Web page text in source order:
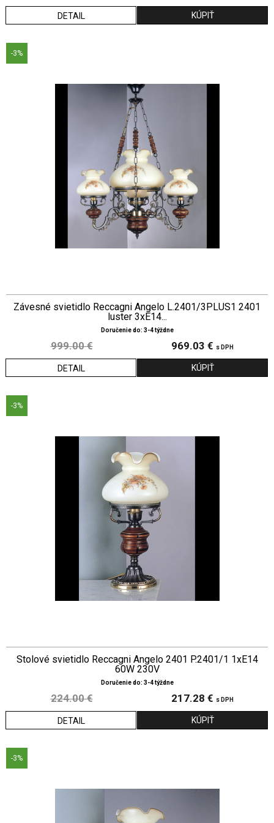
DETAIL
-3%
Závesné svietidlo Reccagni Angelo L.2401/3PLUS1 2401
luster 3xE14...
Doručenie do: 3-4 týždne
999.00 € 969.03 € s DPH
DETAIL
-3%
Stolové svietidlo Reccagni Angelo 2401 P.2401/1 1xE14
60W 230V
Doručenie do: 3-4 týždne
224.00 € 217.28 € s DPH
DETAIL
-3%